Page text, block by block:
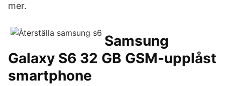
mer.
Samsung
Galaxy S6 32 GB GSM-upplåst
smartphone